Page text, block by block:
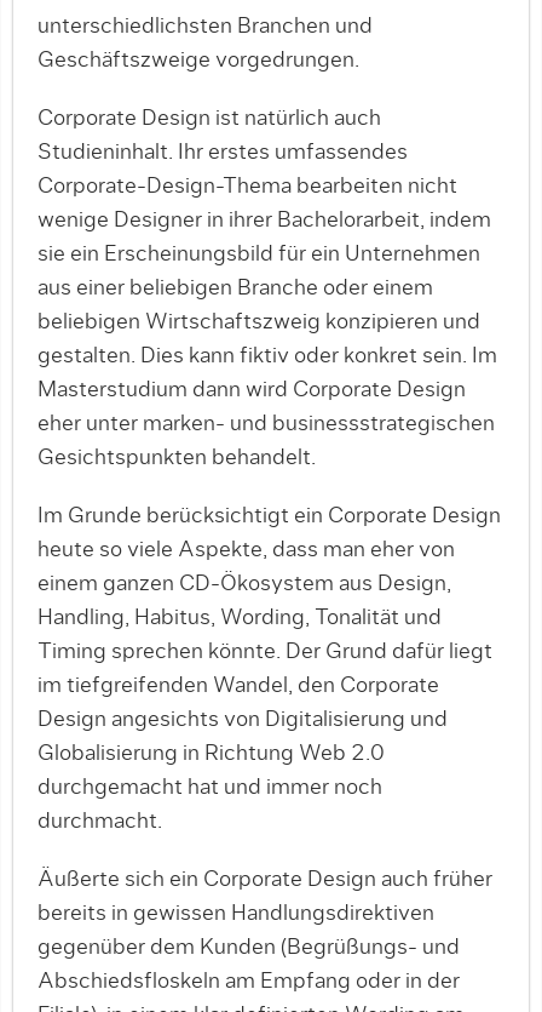
unterschiedlichsten Branchen und
Geschäftszweige vorgedrungen.
Corporate Design ist natürlich auch
Studieninhalt. Ihr erstes umfassendes
Corporate-Design-Thema bearbeiten nicht
wenige Designer in ihrer Bachelorarbeit, indem
sie ein Erscheinungsbild für ein Unternehmen
aus einer beliebigen Branche oder einem
beliebigen Wirtschaftszweig konzipieren und
gestalten. Dies kann fiktiv oder konkret sein. Im
Masterstudium dann wird Corporate Design
eher unter marken- und businessstrategischen
Gesichtspunkten behandelt.
Im Grunde berücksichtigt ein Corporate Design
heute so viele Aspekte, dass man eher von
einem ganzen CD-Ökosystem aus Design,
Handling, Habitus, Wording, Tonalität und
Timing sprechen könnte. Der Grund dafür liegt
im tiefgreifenden Wandel, den Corporate
Design angesichts von Digitalisierung und
Globalisierung in Richtung Web 2.0
durchgemacht hat und immer noch
durchmacht.
Äußerte sich ein Corporate Design auch früher
bereits in gewissen Handlungsdirektiven
gegenüber dem Kunden (Begrüßungs- und
Abschiedsfloskeln am Empfang oder in der